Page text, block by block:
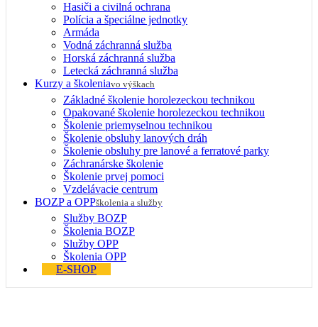
Hasiči a civilná ochrana
Polícia a špeciálne jednotky
Armáda
Vodná záchranná služba
Horská záchranná služba
Letecká záchranná služba
Kurzy a školeniavo výškach
Základné školenie horolezeckou technikou
Opakované školenie horolezeckou technikou
Školenie priemyselnou technikou
Školenie obsluhy lanových dráh
Školenie obsluhy pre lanové a ferratové parky
Záchranárske školenie
Školenie prvej pomoci
Vzdelávacie centrum
BOZP a OPPškolenia a služby
Služby BOZP
Školenia BOZP
Služby OPP
Školenia OPP
E-SHOP